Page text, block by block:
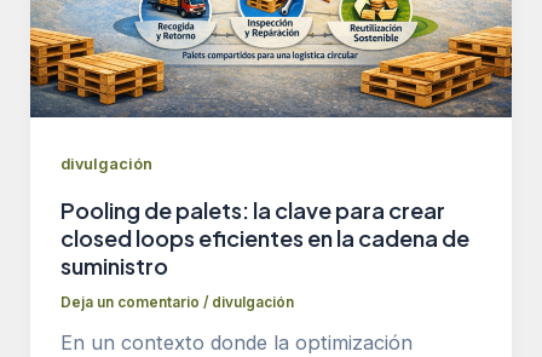
divulgación
Pooling de palets: la clave para crear
closed loops eficientes en la cadena de
suministro
Deja un comentario / divulgación
En un contexto donde la optimización